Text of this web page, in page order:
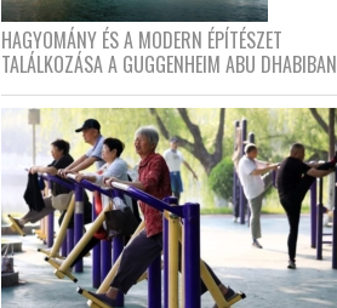
HAGYOMÁNY ÉS A MODERN ÉPÍTÉSZET
TALÁLKOZÁSA A GUGGENHEIM ABU DHABIBAN